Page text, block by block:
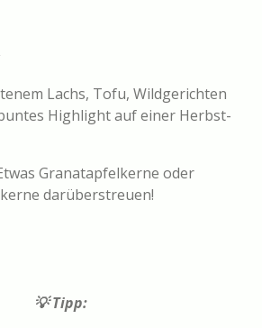
Lachs, Tofu, Wildgerichten
Highlight auf einer Herbst-
Granatapfelkerne oder
darüberstreuen!
💡 Tipp: